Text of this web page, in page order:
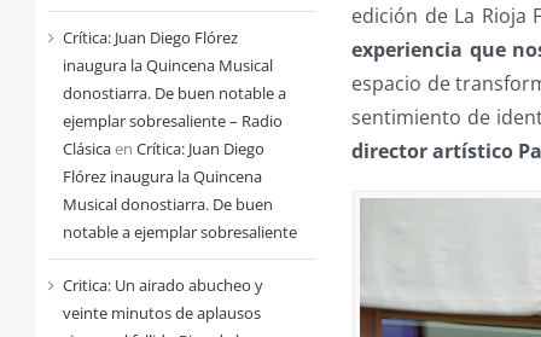
Crítica: Juan Diego Flórez
inaugura la Quincena Musical
donostiarra. De buen notable a
ejemplar sobresaliente – Radio
Clásicaen Crítica: Juan Diego
Flórez inaugura la Quincena
Musical donostiarra. De buen
notable a ejemplar sobresaliente
Critica: Un airado abucheo y
veinte minutos de aplausos
edición de La Rioja
experiencia que
espacio de
sentimiento de
director artístico